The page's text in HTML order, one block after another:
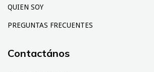
QUIEN SOY
PREGUNTAS FRECUENTES
Contactános